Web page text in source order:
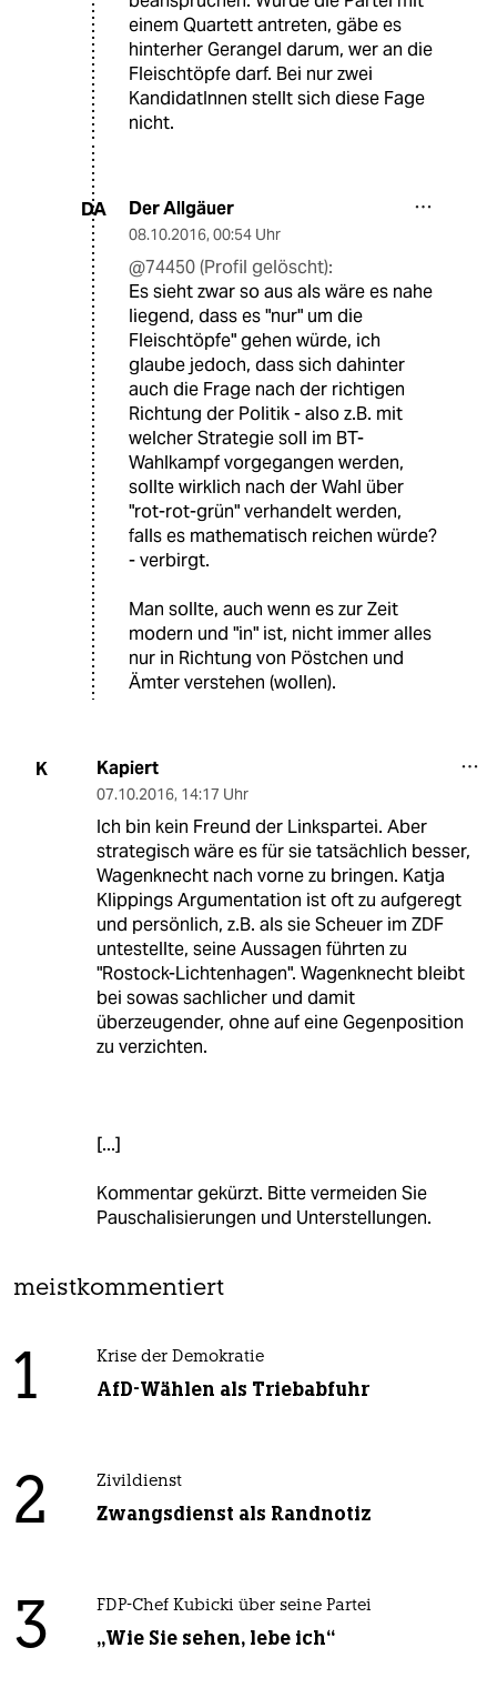
einem Quartett antreten, gäbe es
hinterher Gerangel darum, wer an die
Fleischtöpfe darf. Bei nur zwei
KandidatInnen stellt sich diese Fage
nicht.
DA Der Allgäuer
08.10.2016, 00:54 Uhr
@74450 (Profil gelöscht):
Es sieht zwar so aus als wäre es nahe
liegend, dass es "nur" um die
Fleischtöpfe" gehen würde, ich
glaube jedoch, dass sich dahinter
auch die Frage nach der richtigen
Richtung der Politik - also z.B. mit
welcher Strategie soll im BT-
Wahlkampf vorgegangen werden,
sollte wirklich nach der Wahl über
"rot-rot-grün" verhandelt werden,
falls es mathematisch reichen würde?
- verbirgt.
Man sollte, auch wenn es zur Zeit
modern und "in" ist, nicht immer alles
nur in Richtung von Pöstchen und
Ämter verstehen (wollen).
K Kapiert
07.10.2016, 14:17 Uhr
Ich bin kein Freund der Linkspartei. Aber
strategisch wäre es für sie tatsächlich besser,
Wagenknecht nach vorne zu bringen. Katja
Klippings Argumentation ist oft zu aufgeregt
und persönlich, z.B. als sie Scheuer im ZDF
untestellte, seine Aussagen führten zu
"Rostock-Lichtenhagen". Wagenknecht bleibt
bei sowas sachlicher und damit
überzeugender, ohne auf eine Gegenposition
zu verzichten.
[...]
Kommentar gekürzt. Bitte vermeiden Sie
Pauschalisierungen und Unterstellungen.
meistkommentiert
1 Krise der Demokratie
AfD-Wählen als Triebabfuhr
2 Zivildienst
Zwangsdienst als Randnotiz
3 FDP-Chef Kubicki über seine Partei
„Wie Sie sehen, lebe ich“